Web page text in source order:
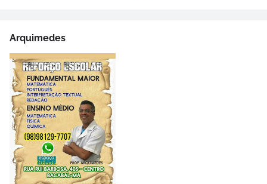
Arquimedes